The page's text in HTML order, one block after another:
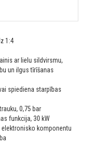
1:4
ar lielu sildvirsmu,
un ilgus tīrīšanas
spiediena starpības
0,75 bar
funkcija, 30 kW
elektronisko komponentu